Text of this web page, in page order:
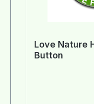
Love Nature
Button